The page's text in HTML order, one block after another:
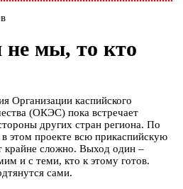
мы, то кто
Организации каспийского
(ОКЭС) пока встречает
других стран региона. По
этом проекте всю прикаспийскую
крайне сложно. Выход один –
и с теми, кто к этому готов.
сами.